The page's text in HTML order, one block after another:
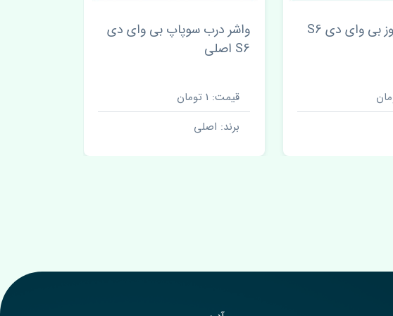
حصیری اگزوز بی وای دی S6
واشر درب سوپاپ بی وای دی
S6 اصلی
قیمت: 1 تومان
برند: اصلی